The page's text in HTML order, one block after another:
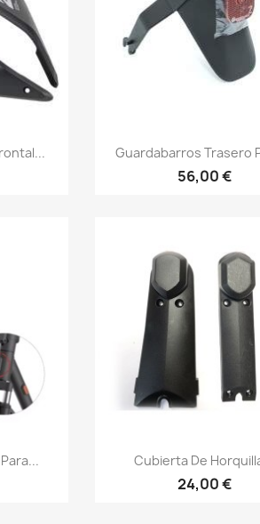
Vista rápida
Guardabarros Trasero
56,00 €
Vista rápida
Cubierta De
24,00 €